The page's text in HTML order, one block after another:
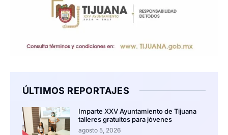
ÚLTIMOS REPORTAJES
Imparte XXV Ayuntamiento de Tijuana
talleres gratuitos para jóvenes
agosto 5, 2026